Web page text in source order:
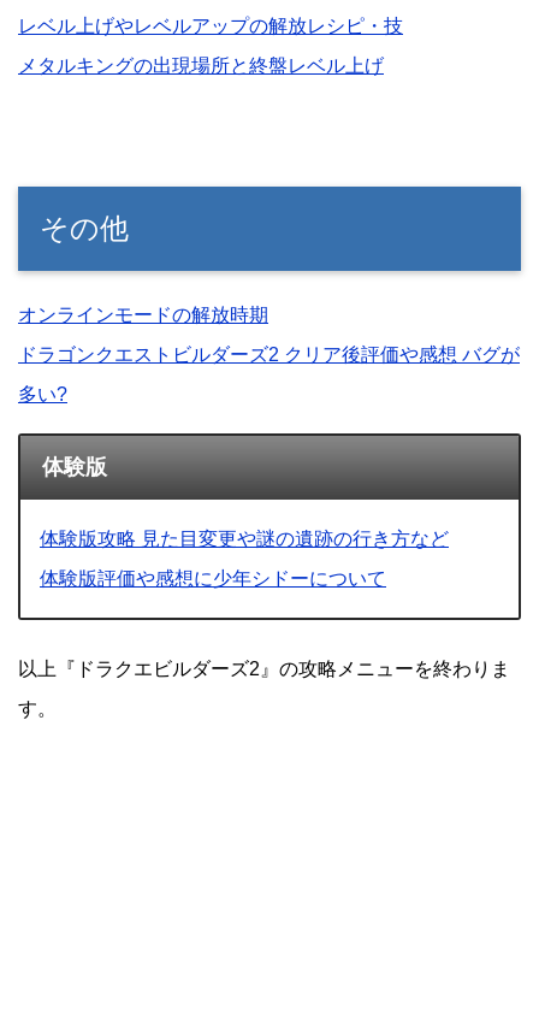
レベル上げやレベルアップの解放レシピ・技
メタルキングの出現場所と終盤レベル上げ
その他
オンラインモードの解放時期
ドラゴンクエストビルダーズ2 クリア後評価や感想 バグが
多い?
体験版
体験版攻略 見た目変更や謎の遺跡の行き方など
体験版評価や感想に少年シドーについて
以上『ドラクエビルダーズ2』の攻略メニューを終わりま
す。